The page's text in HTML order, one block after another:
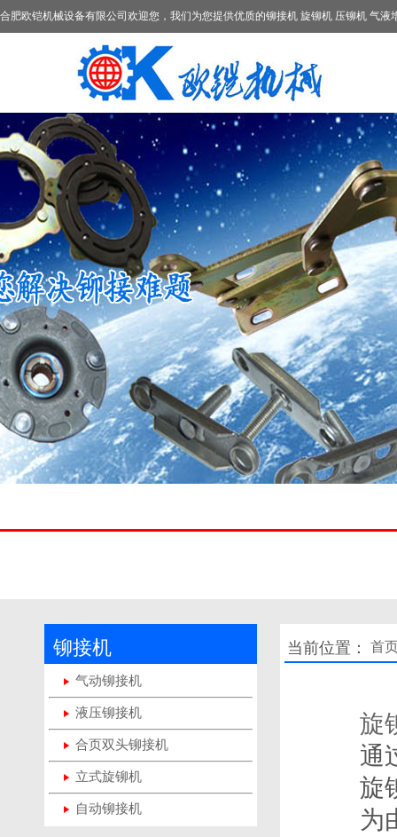
合肥欧铠机械设备有限公司欢迎您，我们为您提供优质的铆接机 旋铆机 压铆机 气液
铆接机
气动铆接机
液压铆接机
合页双头铆接机
立式旋铆机
自动铆接机
当前位置： 首
旋
通
旋
为